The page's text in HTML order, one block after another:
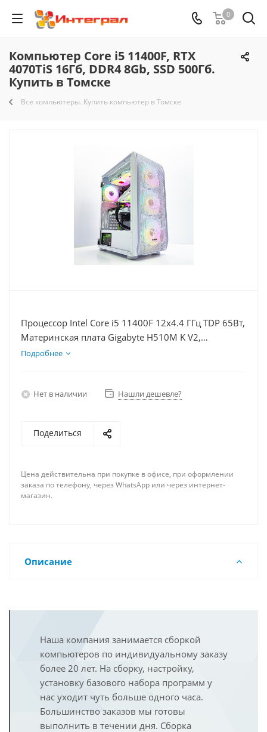
0
Компьютер Core i5 11400F, RTX
4070TiS 16Гб, DDR4 8Gb, SSD 500Гб.
Купить в Томске
Все компьютеры. Купить компьютер в Томске
Процессор Intel Core i5 11400F 12x4.4 ГГц TDP 65Вт,
Материнская плата Gigabyte H510M K V2,
Видеокарта RTX 4070TiS 16Гб, Память DDR4 8Gb,
Подробнее
Нет в наличии Нашли дешевле?
Поделиться
Цена действительна при покупке в офисе, при оформлении
заказа по телефону, через WhatsApp или через интернет-
магазин.
Описание
Наша компания занимается сборкой
компьютеров по индивидуальному заказу
более 20 лет. На сборку, настройку,
установку базового набора программ у
нас уходит чуть больше одного часа.
Большинство заказов мы готовы
выполнить в течении дня. Сборка